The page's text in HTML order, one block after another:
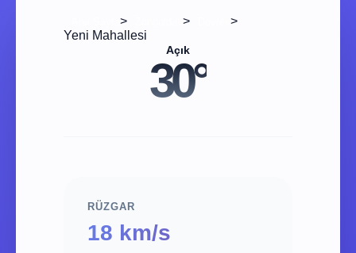
> >
>
Yeni Mahallesi
Açık
30°
RÜZGAR
18 km/s